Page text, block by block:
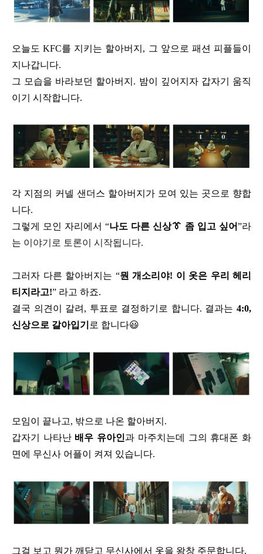
오늘도 KFC를 지키는 할아버지, 그 앞으로 패션 피플들이
지나갑니다.
그 모습을 바라보던 할아버지. 밤이 깊어지자 갑자기 움직
이기 시작합니다.
각 지점의 커넬 샌더스 할아버지가 모여 있는 곳으로 향합
니다.
그렇게 모인 자리에서 “나도 다른 신상👔 좀 입고 싶어”라
는 이야기로 토론이 시작됩니다.
그러자 다른 할아버지는 “뭔 개소리야! 이 옷은 우리 헤리
티지라고!” 라고 하죠.
결국 의견이 갈려, 투표로 결정하기로 합니다. 결과는4:0,
신상으로 갈아입기 로 합니다😃
모임이 끝나고, 밖으로 나온 할아버지.
갑자기 나타난 배우 유아인과 마주치는데
그의 휴대폰 화
면에 무신사 어플이 켜져 있습니다.
그걸 보고 뭔가 깨닫고 무신사에서 옷을 왕창 주문합니다.